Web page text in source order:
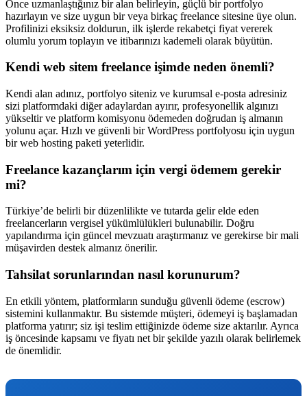
Önce uzmanlaştığınız bir alan belirleyin, güçlü bir portfolyo
hazırlayın ve size uygun bir veya birkaç freelance sitesine üye olun.
Profilinizi eksiksiz doldurun, ilk işlerde rekabetçi fiyat vererek
olumlu yorum toplayın ve itibarınızı kademeli olarak büyütün.
Kendi web sitem freelance işimde neden önemli?
Kendi alan adınız, portfolyo siteniz ve kurumsal e-posta adresiniz
sizi platformdaki diğer adaylardan ayırır, profesyonellik algınızı
yükseltir ve platform komisyonu ödemeden doğrudan iş almanın
yolunu açar. Hızlı ve güvenli bir WordPress portfolyosu için uygun
bir web hosting paketi yeterlidir.
Freelance kazançlarım için vergi ödemem gerekir
mi?
Türkiye’de belirli bir düzenlilikte ve tutarda gelir elde eden
freelancerların vergisel yükümlülükleri bulunabilir. Doğru
yapılandırma için güncel mevzuatı araştırmanız ve gerekirse bir mali
müşavirden destek almanız önerilir.
Tahsilat sorunlarından nasıl korunurum?
En etkili yöntem, platformların sunduğu güvenli ödeme (escrow)
sistemini kullanmaktır. Bu sistemde müşteri, ödemeyi iş başlamadan
platforma yatırır; siz işi teslim ettiğinizde ödeme size aktarılır. Ayrıca
iş öncesinde kapsamı ve fiyatı net bir şekilde yazılı olarak belirlemek
de önemlidir.